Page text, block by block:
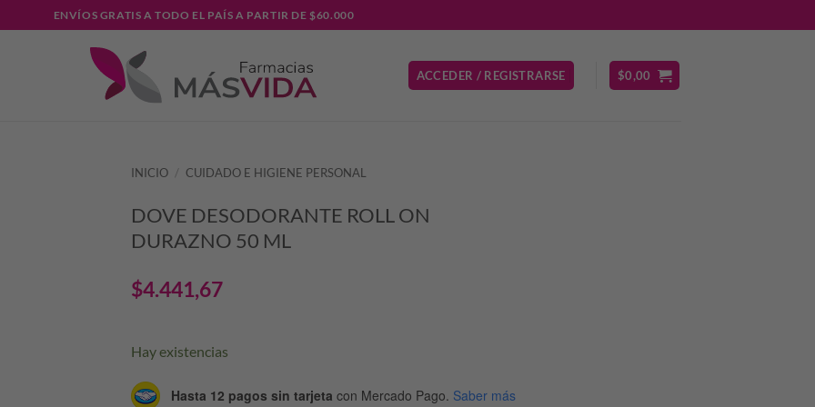
ENVÍOS GRATIS A TODO EL PAÍS A PARTIR DE $60.000
ACCEDER / REGISTRARSE $0,00
INICIO / CUIDADO E HIGIENE PERSONAL
DOVE DESODORANTE ROLL ON
DURAZNO 50 ML
$4.441,67
Hay existencias
Hasta 12 pagos sin tarjeta con Mercado Pago. Saber más